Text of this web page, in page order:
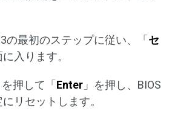
の最初のステップに従い、「 セ
入ります。
を押して「 Enter 」を押し、BIOS
リセットします。